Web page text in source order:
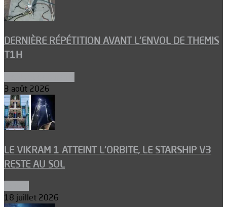
DERNIÈRE RÉPÉTITION AVANT L’ENVOL DE THEMIS
T1H
3 août 2026
LE VIKRAM 1 ATTEINT L’ORBITE, LE STARSHIP V3
RESTE AU SOL
18 juillet 2026